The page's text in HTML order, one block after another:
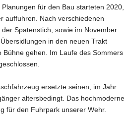
für den Bau starteten 2020,
auffuhren. Nach verschiedenen
Spatenstich, sowie im November
in den neuen Trakt
Bühne gehen. Im Laufe des Sommers
ersetzte seinen, im Jahr
altersbedingt. Das hochmoderne
für den Fuhrpark unserer Wehr.